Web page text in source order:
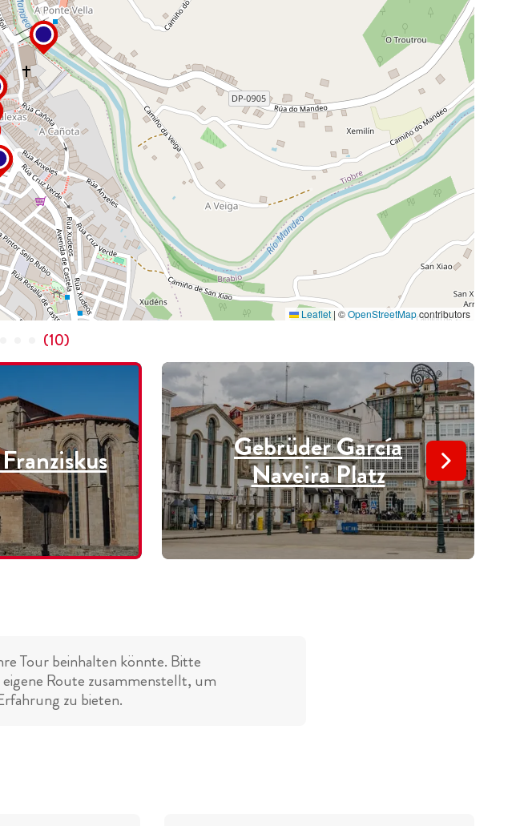
Leaflet | ©OpenStreetMapcontributors
(10)
Gebrüder García
Naveira Platz
Tour beinhalten könnte. Bitte
eigene Route zusammenstellt, um
zu bieten.